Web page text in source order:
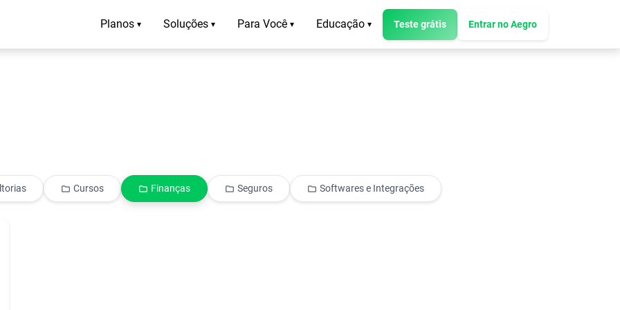
Planos ▾ Soluções ▾ Para Você ▾ Educação ▾ Teste grátis Entrar no Aegro
folder Cursos folder Finanças folder Seguros folder Softwares e Integrações